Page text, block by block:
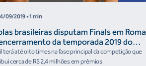
09/2019• 1 min
brasileiras disputam Finals em Roma
da temporada 2019 do
Mundial de vôlei de praia
terá até oito times na fase principal da competição que
cerca de R$ 2,4 milhões em prêmios